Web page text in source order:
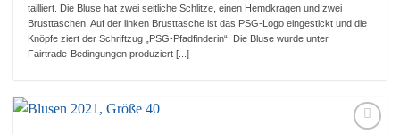
tailliert. Die Bluse hat zwei seitliche Schlitze, einen Hemdkragen und zwei
Brusttaschen. Auf der linken Brusttasche ist das PSG-Logo eingestickt und die
Knöpfe ziert der Schriftzug „PSG-Pfadfinderin“. Die Bluse wurde unter
Fairtrade-Bedingungen produziert [...]